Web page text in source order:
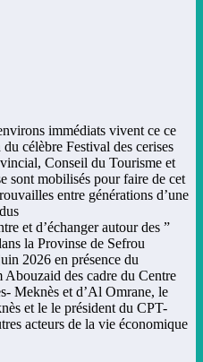
immédiats vivent ce ce
célèbre Festival des cerises
Conseil du Tourisme et
sont mobilisés pour faire de cet
entre générations d’une
et d’échanger autour des ”
la Provinse de Sefrou ”
2026 en présence du
des cadre du Centre
Meknès et d’Al Omrane, le
et le le président du CPT-
acteurs de la vie économique